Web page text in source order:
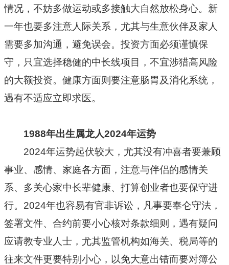
情况，不妨多做运动或多接触大自然放松身心。新
一年也要多注意人际关系，尤其与生意伙伴及家人
需要多加沟通，避免误会。投资方面必须谨慎保
守，只宜选择稳健的中长线项目，不宜涉猎高风险
的大额投资。健康方面则要注意肠胃及消化系统，
遇有不适应立即求医。
1988年出生属龙人2024年运势
2024年运势起伏较大，尤其没有冲喜者要兼顾
事业、感情、家庭各方面，注意与伴侣的感情关
系、多关心家中长辈健康、打算创业者也要保守进
行。2024年也容易有官非诉讼，凡事要奉仑守法，
签署文件、合约前要小心核对条款细则，遇有疑问
应请教专业人士，尤其监管机构如海关、税局等的
往来文件更要特别小心，以免大意出错而要对簿公